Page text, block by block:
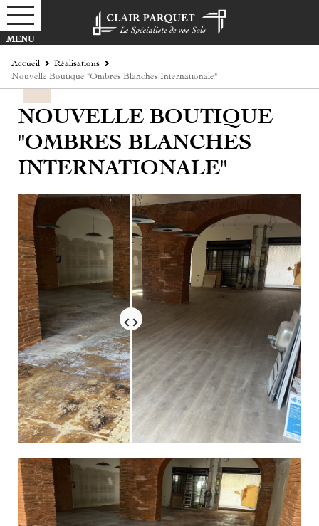
Accueil Réalisations
Nouvelle Boutique "Ombres Blanches Internationale"
NOUVELLE BOUTIQUE
"OMBRES BLANCHES
INTERNATIONALE"